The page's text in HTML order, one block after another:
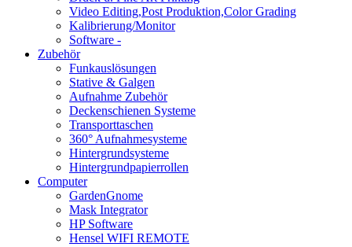
Video Editing,Post Produktion,Color Grading
Kalibrierung/Monitor
Software -
Zubehör
Funkauslösungen
Stative & Galgen
Aufnahme Zubehör
Deckenschienen Systeme
Transporttaschen
360° Aufnahmesysteme
Hintergrundsysteme
Hintergrundpapierrollen
Computer
GardenGnome
Mask Integrator
HP Software
Hensel WIFI REMOTE